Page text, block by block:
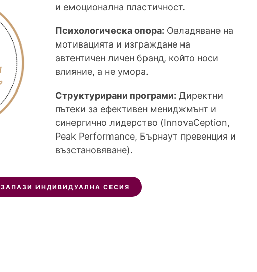
и емоционална пластичност.
Психологическа опора: Овладяване на
мотивацията и изграждане на
автентичен личен бранд, който носи
влияние, а не умора.
Структурирани програми: Директни
пътеки за ефективен мениджмънт и
синергично лидерство (InnovaCeption,
Peak Performance, Бърнаут превенция и
възстановяване).
ЗАПАЗИ ИНДИВИДУАЛНА СЕСИЯ